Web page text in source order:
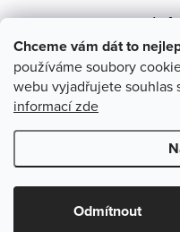
Chceme vám dát to
používáme soubory
webu vyjadřujete souhlas
informací zde
Odmítnout
Copyright 2026UVlásku.cz